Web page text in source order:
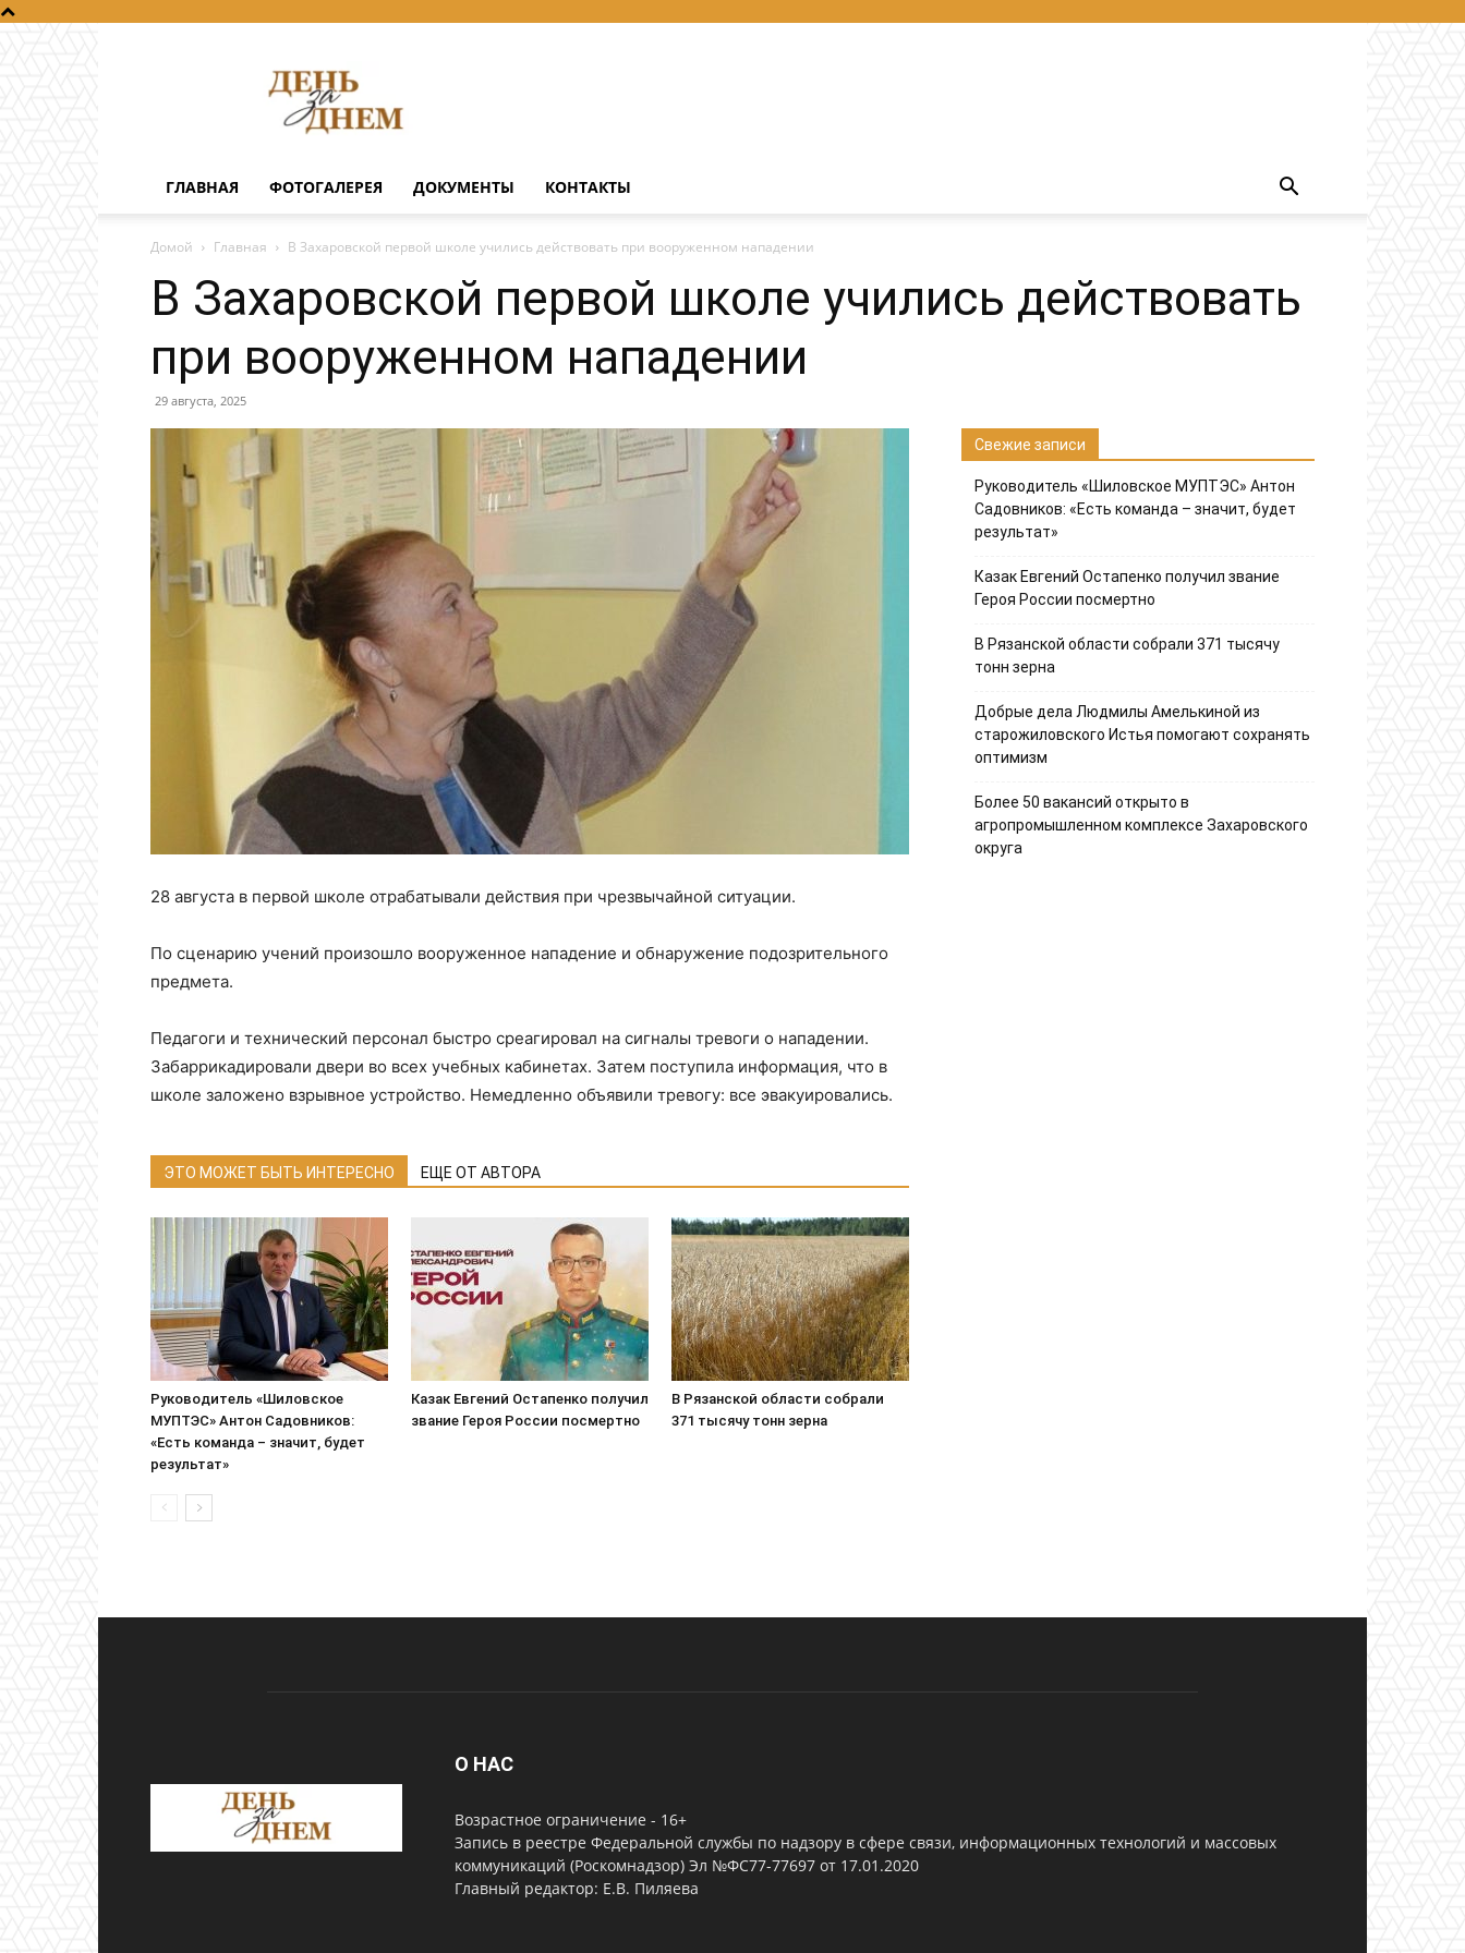
за
днем
ГЛАВНАЯ ФОТОГАЛЕРЕЯ ДОКУМЕНТЫ КОНТАКТЫ
Домой Главная В Захаровской первой школе учились действовать при вооруженном нападении
В Захаровской первой школе учились действовать
при вооруженном нападении
29 августа, 2025
28 августа в первой школе отрабатывали действия при чрезвычайной ситуации.
По сценарию учений произошло вооруженное нападение и обнаружение подозрительного
предмета.
Педагоги и технический персонал быстро среагировал на сигналы тревоги о нападении.
Забаррикадировали двери во всех учебных кабинетах. Затем поступила информация, что в
школе заложено взрывное устройство. Немедленно объявили тревогу: все эвакуировались.
ЭТО МОЖЕТ БЫТЬ ИНТЕРЕСНО ЕЩЕ ОТ АВТОРА
Руководитель «Шиловское
МУПТЭС» Антон Садовников:
«Есть команда – значит, будет
результат»
Казак Евгений Остапенко получил
звание Героя России посмертно
В Рязанской области собрали
371 тысячу тонн зерна
Свежие записи
Руководитель «Шиловское МУПТЭС» Антон
Садовников: «Есть команда – значит, будет
результат»
Казак Евгений Остапенко получил звание
Героя России посмертно
В Рязанской области собрали 371 тысячу
тонн зерна
Добрые дела Людмилы Амелькиной из
старожиловского Истья помогают сохранять
оптимизм
Более 50 вакансий открыто в
агропромышленном комплексе Захаровского
округа
О НАС
Возрастное ограничение - 16+
Запись в реестре Федеральной службы по надзору в сфере связи, информационных технологий и массовых
коммуникаций (Роскомнадзор) Эл №ФС77-77697 от 17.01.2020
Главный редактор: Е.В. Пиляева